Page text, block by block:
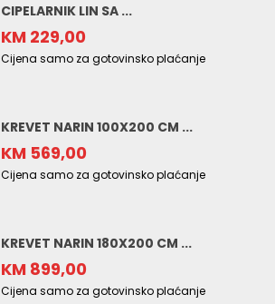
CIPELARNIK LIN SA ...
KM 229,00
Cijena samo za gotovinsko plaćanje
KREVET NARIN 100X200 CM ...
KM 569,00
Cijena samo za gotovinsko plaćanje
KREVET NARIN 180X200 CM ...
KM 899,00
Cijena samo za gotovinsko plaćanje